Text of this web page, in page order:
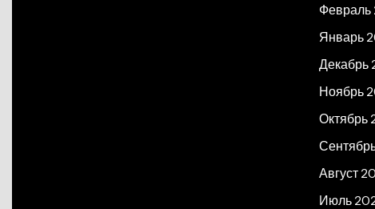
Февраль
Январь
Декабрь
Ноябрь
Октябрь
Август
Июль